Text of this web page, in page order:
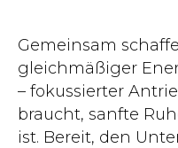
Gemeinsam
gleichmäßiger
– fokussierter
braucht, sanfte
ist. Bereit, den